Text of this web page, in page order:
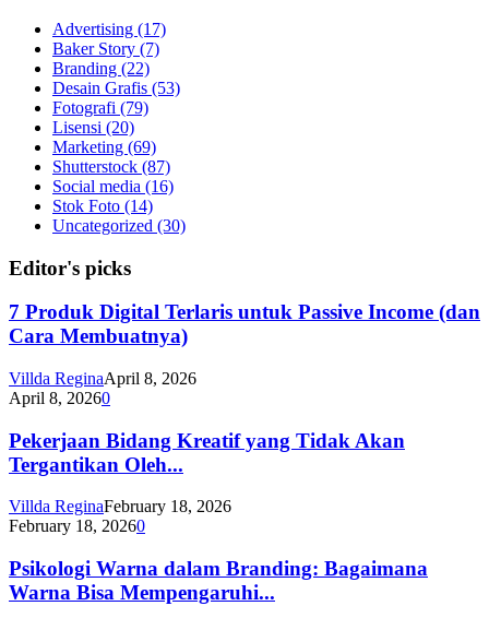
Advertising (17)
Baker Story (7)
Branding (22)
Desain Grafis (53)
Fotografi (79)
Lisensi (20)
Marketing (69)
Shutterstock (87)
Social media (16)
Stok Foto (14)
Uncategorized (30)
Editor's picks
7 Produk Digital Terlaris untuk Passive Income (dan
Cara Membuatnya)
Villda ReginaApril 8, 2026
April 8, 20260
Pekerjaan Bidang Kreatif yang Tidak Akan
Tergantikan Oleh...
Villda ReginaFebruary 18, 2026
February 18, 20260
Psikologi Warna dalam Branding: Bagaimana
Warna Bisa Mempengaruhi...